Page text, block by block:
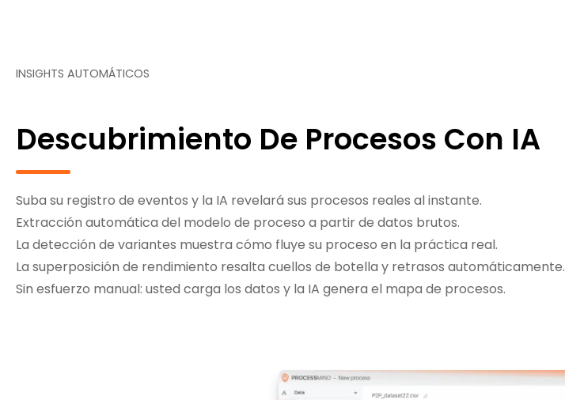
INSIGHTS AUTOMÁTICOS
Descubrimiento De Procesos Con IA
Suba su registro de eventos y la IA revelará sus procesos reales al instante.
Extracción automática del modelo de proceso a partir de datos brutos.
La detección de variantes muestra cómo fluye su proceso en la práctica real.
La superposición de rendimiento resalta cuellos de botella y retrasos automáticamente.
Sin esfuerzo manual: usted carga los datos y la IA genera el mapa de procesos.